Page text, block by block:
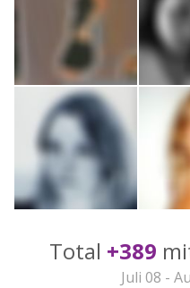
Total +389
Juli 08 -